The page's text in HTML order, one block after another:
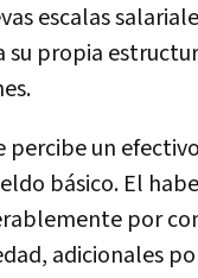
escalas
su propia
percibe un
básico. El
por
adicionales